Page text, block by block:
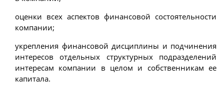
оценки всех аспектов финансовой состоятельности
компании;
укрепления финансовой дисциплины и подчинения
интересов отдельных структурных подразделений
интересам компании в целом и собственникам ее
капитала.